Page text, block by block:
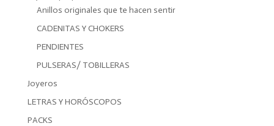
Anillos originales que te hacen sentir
CADENITAS Y CHOKERS
PENDIENTES
PULSERAS/ TOBILLERAS
Joyeros
LETRAS Y HORÓSCOPOS
PACKS